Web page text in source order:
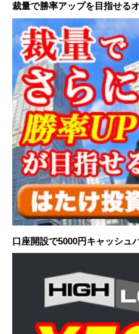
裁量で勝率アップを目指せる
口座開設で5000円キャッシュ